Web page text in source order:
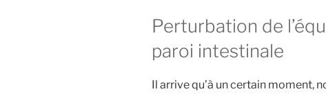
Perturbation de
paroi intestinale
Il arrive qu’à un certain moment,